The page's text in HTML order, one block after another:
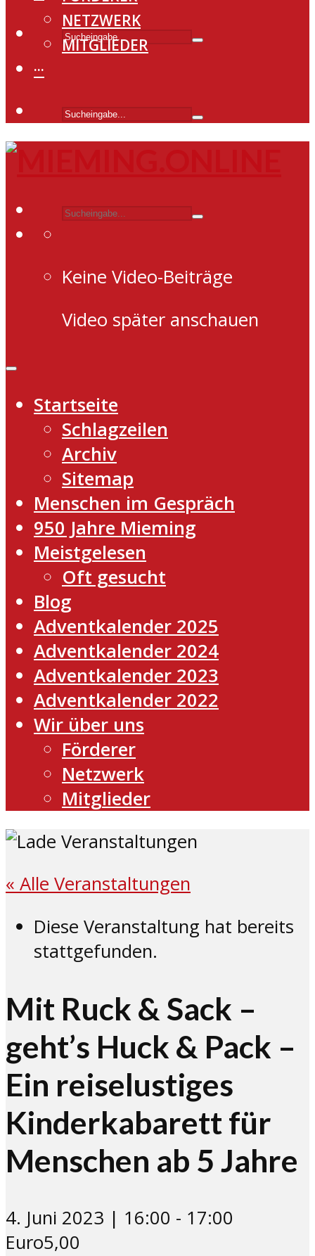
NETZWERK
MITGLIEDER
···
Keine Video-Beiträge
Video später anschauen
Startseite
Schlagzeilen
Archiv
Sitemap
Menschen im Gespräch
950 Jahre Mieming
Meistgelesen
Oft gesucht
Blog
Adventkalender 2025
Adventkalender 2024
Adventkalender 2023
Adventkalender 2022
Wir über uns
Förderer
Netzwerk
Mitglieder
« Alle Veranstaltungen
Diese Veranstaltung hat bereits
stattgefunden.
Mit Ruck & Sack –
geht’s Huck & Pack –
Ein reiselustiges
Kinderkabarett für
Menschen ab 5 Jahre
4. Juni 2023 | 16:00 - 17:00
Euro5,00